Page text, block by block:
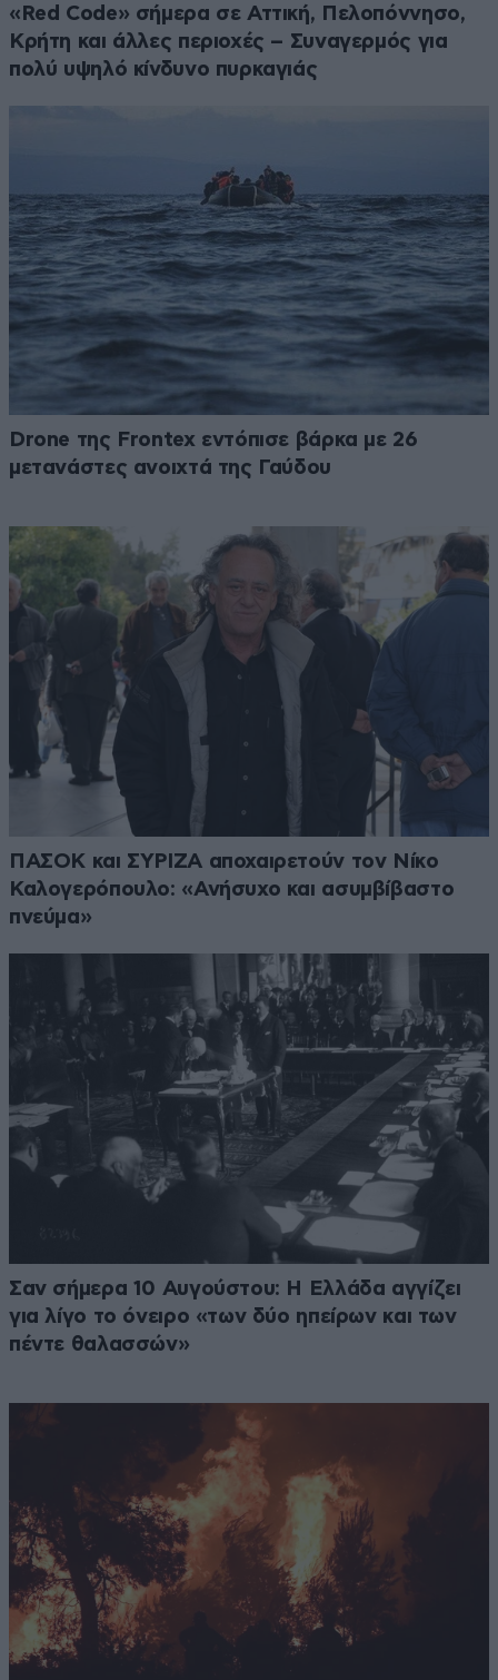
«Red Code» σήμερα σε Αττική, Πελοπόννησο,
Κρήτη και άλλες περιοχές – Συναγερμός για
πολύ υψηλό κίνδυνο πυρκαγιάς
Drone της Frontex εντόπισε βάρκα με 26
μετανάστες ανοιχτά της Γαύδου
ΠΑΣΟΚ και ΣΥΡΙΖΑ αποχαιρετούν τον Νίκο
Καλογερόπουλο: «Ανήσυχο και ασυμβίβαστο
πνεύμα»
Σαν σήμερα 10 Αυγούστου: Η Ελλάδα αγγίζει
για λίγο το όνειρο «των δύο ηπείρων και των
πέντε θαλασσών»